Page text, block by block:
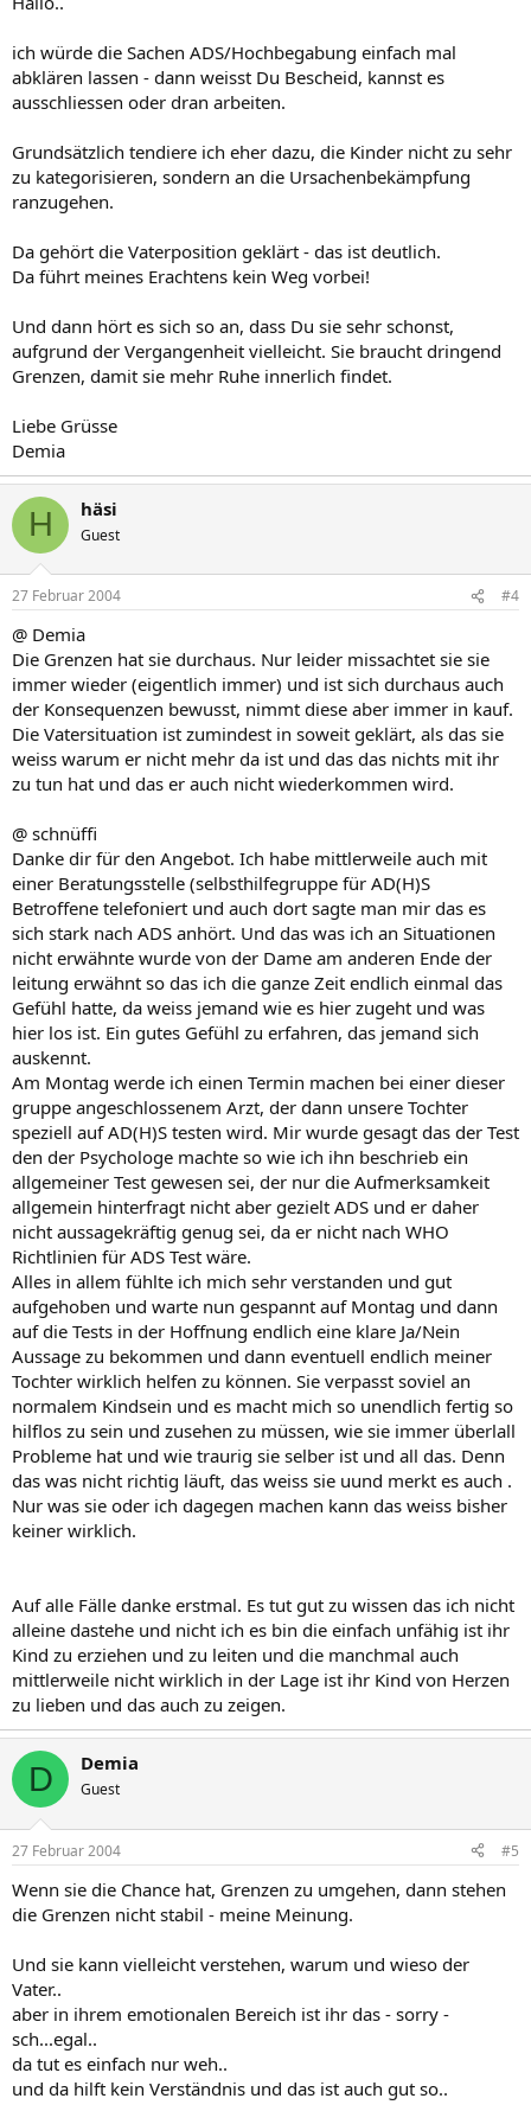
ich würde die Sachen ADS/Hochbegabung einfach mal
abklären lassen - dann weisst Du Bescheid, kannst es
ausschliessen oder dran arbeiten.
Grundsätzlich tendiere ich eher dazu, die Kinder nicht zu sehr
zu kategorisieren, sondern an die Ursachenbekämpfung
ranzugehen.
Da gehört die Vaterposition geklärt - das ist deutlich.
Da führt meines Erachtens kein Weg vorbei!
Und dann hört es sich so an, dass Du sie sehr schonst,
aufgrund der Vergangenheit vielleicht. Sie braucht dringend
Grenzen, damit sie mehr Ruhe innerlich findet.
Liebe Grüsse
Demia
H häsi
Guest
27 Februar 2004 #4
@ Demia
Die Grenzen hat sie durchaus. Nur leider missachtet sie sie
immer wieder (eigentlich immer) und ist sich durchaus auch
der Konsequenzen bewusst, nimmt diese aber immer in kauf.
Die Vatersituation ist zumindest in soweit geklärt, als das sie
weiss warum er nicht mehr da ist und das das nichts mit ihr
zu tun hat und das er auch nicht wiederkommen wird.
@ schnüffi
Danke dir für den Angebot. Ich habe mittlerweile auch mit
einer Beratungsstelle (selbsthilfegruppe für AD(H)S
Betroffene telefoniert und auch dort sagte man mir das es
sich stark nach ADS anhört. Und das was ich an Situationen
nicht erwähnte wurde von der Dame am anderen Ende der
leitung erwähnt so das ich die ganze Zeit endlich einmal das
Gefühl hatte, da weiss jemand wie es hier zugeht und was
hier los ist. Ein gutes Gefühl zu erfahren, das jemand sich
auskennt.
Am Montag werde ich einen Termin machen bei einer dieser
gruppe angeschlossenem Arzt, der dann unsere Tochter
speziell auf AD(H)S testen wird. Mir wurde gesagt das der Test
den der Psychologe machte so wie ich ihn beschrieb ein
allgemeiner Test gewesen sei, der nur die Aufmerksamkeit
allgemein hinterfragt nicht aber gezielt ADS und er daher
nicht aussagekräftig genug sei, da er nicht nach WHO
Richtlinien für ADS Test wäre.
Alles in allem fühlte ich mich sehr verstanden und gut
aufgehoben und warte nun gespannt auf Montag und dann
auf die Tests in der Hoffnung endlich eine klare Ja/Nein
Aussage zu bekommen und dann eventuell endlich meiner
Tochter wirklich helfen zu können. Sie verpasst soviel an
normalem Kindsein und es macht mich so unendlich fertig so
hilflos zu sein und zusehen zu müssen, wie sie immer überlall
Probleme hat und wie traurig sie selber ist und all das. Denn
das was nicht richtig läuft, das weiss sie uund merkt es auch .
Nur was sie oder ich dagegen machen kann das weiss bisher
keiner wirklich.
Auf alle Fälle danke erstmal. Es tut gut zu wissen das ich nicht
alleine dastehe und nicht ich es bin die einfach unfähig ist ihr
Kind zu erziehen und zu leiten und die manchmal auch
mittlerweile nicht wirklich in der Lage ist ihr Kind von Herzen
zu lieben und das auch zu zeigen.
D Demia
Guest
27 Februar 2004 #5
Wenn sie die Chance hat, Grenzen zu umgehen, dann stehen
die Grenzen nicht stabil - meine Meinung.
Und sie kann vielleicht verstehen, warum und wieso der
Vater..
aber in ihrem emotionalen Bereich ist ihr das - sorry -
sch...egal..
da tut es einfach nur weh..
und da hilft kein Verständnis und das ist auch gut so..